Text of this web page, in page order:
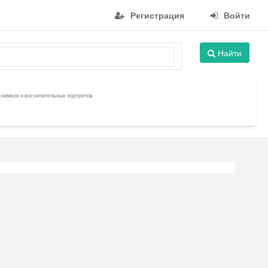
Регистрация Войти
Найти
и восхитительных портретов.